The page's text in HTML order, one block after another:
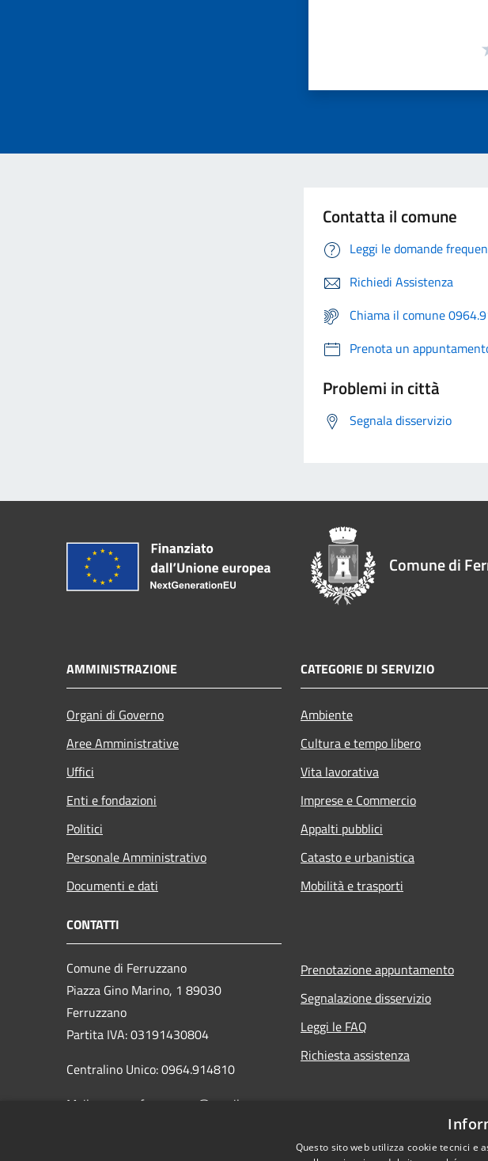
Contatta il comune
Leggi le domande
Richiedi Assistenza
Chiama il comune
Prenota un
Problemi in città
Segnala disservizio
Comune di
AMMINISTRAZIONE
Organi di Governo
Aree Amministrative
Uffici
Enti e fondazioni
Politici
Personale Amministrativo
Documenti e dati
CATEGORIE DI SERVIZIO
Ambiente
Cultura e tempo libero
Vita lavorativa
Imprese e Commercio
Appalti pubblici
Catasto e urbanistica
Mobilità e trasporti
CONTATTI
Comune di Ferruzzano
Piazza Gino Marino, 1 89030
Ferruzzano
Partita IVA: 03191430804
Centralino Unico: 0964.914810
Mail: comune.ferruzzano@gmail.com
Prenotazione appuntamento
Segnalazione disservizio
Leggi le FAQ
Richiesta assistenza
Questo sito web utilizza cookie tecnici e